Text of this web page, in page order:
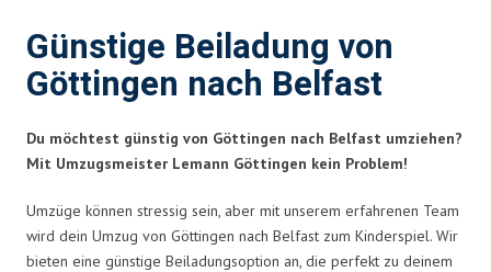
Günstige Beiladung von
Göttingen nach Belfast
Du möchtest günstig von Göttingen nach Belfast umziehen?
Mit Umzugsmeister Lemann Göttingen kein Problem!
Umzüge können stressig sein, aber mit unserem erfahrenen Team
wird dein Umzug von Göttingen nach Belfast zum Kinderspiel. Wir
bieten eine günstige Beiladungsoption an, die perfekt zu deinem